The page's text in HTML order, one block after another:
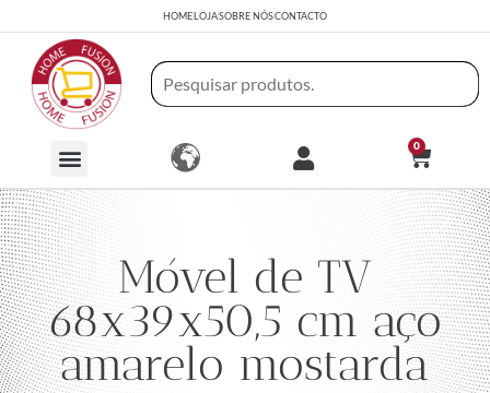
HOMELOJASOBRE NÓSCONTACTO
0
Móvel de TV
68x39x50,5 cm aço
amarelo mostarda